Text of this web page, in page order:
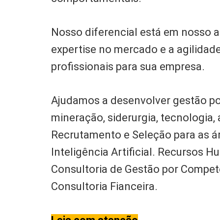
Nosso diferencial está em nosso
expertise no mercado e a
profissionais para sua empresa.
Ajudamos a desenvolver gestão
mineração, siderurgia,
Recrutamento e Seleção para as
Inteligência Artificial. Recursos
Consultoria de Gestão por
Consultoria Fianceira.